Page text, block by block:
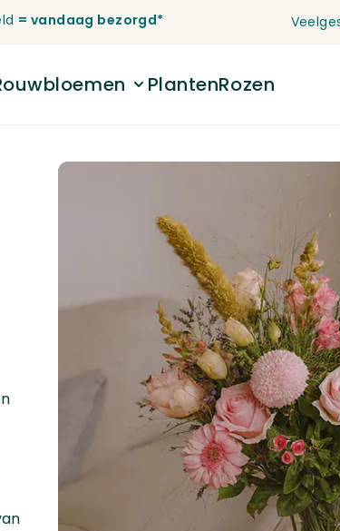
= vandaag bezorgd*
submenu for BoekettenToggle submenu for
PlantenRozen